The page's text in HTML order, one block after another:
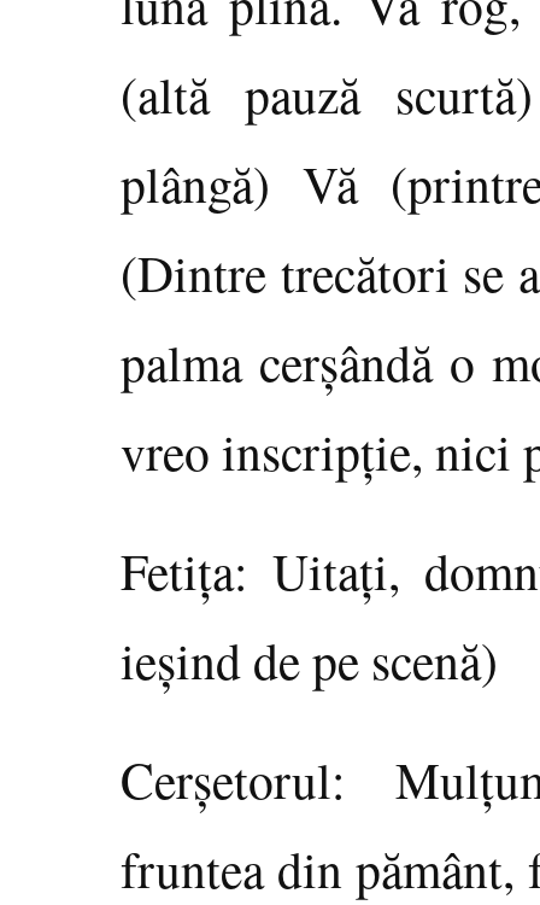
(altă pauză
plângă) Vă
(Dintre trecători se
palma cerşândă o
vreo inscripţie, nici
Fetiţa: Uitaţi,
ieşind de pe scenă)
Cerşetorul:
fruntea din pământ,